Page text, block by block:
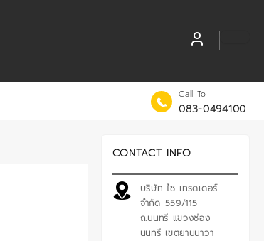
Call To
083-0494100
CONTACT INFO
บริษัท ไซ เทรดเดอร์
จำกัด 559/115
ถ.นนทรี แขวงช่อง
นนทรี เขตยานนาวา